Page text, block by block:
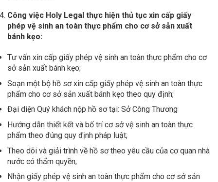
Công việc Holy Legal thực hiện thủ tục xin cấp giấy
phép vệ sinh an toàn thực phẩm cho cơ sở sản xuất
bánh kẹo:
Tư vấn xin cấp giấy phép vệ sinh an toàn thực phẩm cho cơ
sở sản xuất bánh kẹo;
Soạn một bộ hồ sơ xin cấp giấy phép vệ sinh an toàn thực
phẩm cho cơ sở sản xuất bánh kẹo theo quy định;
Đại diện Quý khách nộp hồ sơ tại: Sở Công Thương
Hướng dẫn thiết kết và bố trí cơ sở vệ sinh an toàn thực
phẩm theo đúng quy định pháp luật;
Theo dõi và giải trình về hồ sơ theo yêu cầu của cơ quan nhà
nước có thẩm quyền;
Nhận giấy phép vệ sinh an toàn thực phẩm cho cơ sở sản